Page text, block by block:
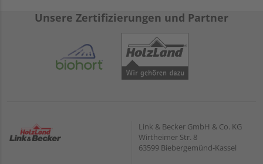
Unsere Zertifizierungen und Partner
Link & Becker GmbH & Co. KG
Wirtheimer Str. 8
63599 Biebergemünd-Kassel